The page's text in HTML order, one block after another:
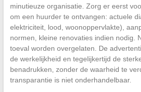
minutieuze organisatie. Zorg er eerst
om een huurder te ontvangen: actuele
elektriciteit, lood, woonoppervlakte),
normen, kleine renovaties indien nodig.
toeval worden overgelaten. De
de werkelijkheid en tegelijkertijd de
benadrukken, zonder de waarheid te
transparantie is niet onderhandelbaar.